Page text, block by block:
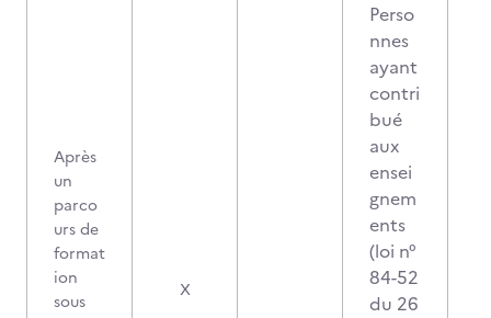
Après
un
parco
urs de
format
ion
sous
X
Perso
nnes
ayant
contri
bué
aux
ensei
gnem
ents
(loi n°
84-52
du 26